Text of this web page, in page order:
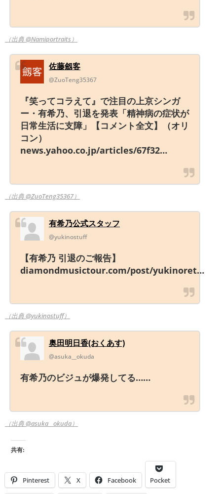
（出典 @Namiportraits）
佐藤劔客
@ZuoTeng35367
『笑ってコラえて』で注目の上京シンガ
ー・有希乃、引退を発表「精神病の症状が
日常生活に支障」【コメント全文】（オリ
コン）
news.yahoo.co.jp/articles/67f32…
（出典 @ZuoTeng35367）
有希乃公式スタッフ
@yukinostuff
【有希乃 引退のご報告】
diamondmusictour.com/post/yukinoret…
（出典 @yukinostuff）
奥田明日香(おくあす)
@asuka__okuda
有希乃のビジュが爆発してる……
（出典 @asuka__okuda）
共有:
Pinterest X Facebook Pocket